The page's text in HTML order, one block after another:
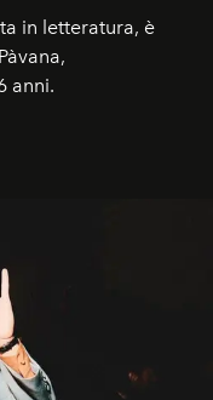
in letteratura, è
anni.